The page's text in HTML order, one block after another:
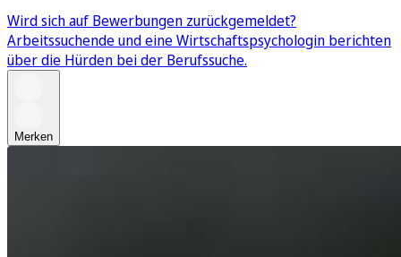
Wird sich auf Bewerbungen zurückgemeldet?
Arbeitssuchende und eine Wirtschaftspsychologin berichten
über die Hürden bei der Berufssuche.
Merken